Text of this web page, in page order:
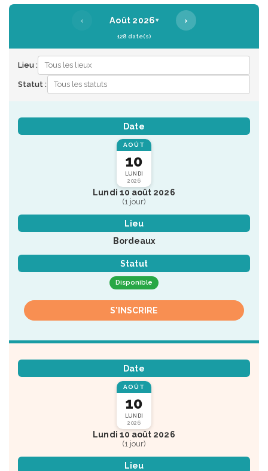
‹ Août 2026▾ ›
128 date(s)
Lieu :
Statut :
Date
AOÛT
10
LUNDI
2026
Lundi 10 août 2026
(1 jour)
Lieu
Bordeaux
Statut
Disponible
S'INSCRIRE
Date
AOÛT
10
LUNDI
2026
Lundi 10 août 2026
(1 jour)
Lieu